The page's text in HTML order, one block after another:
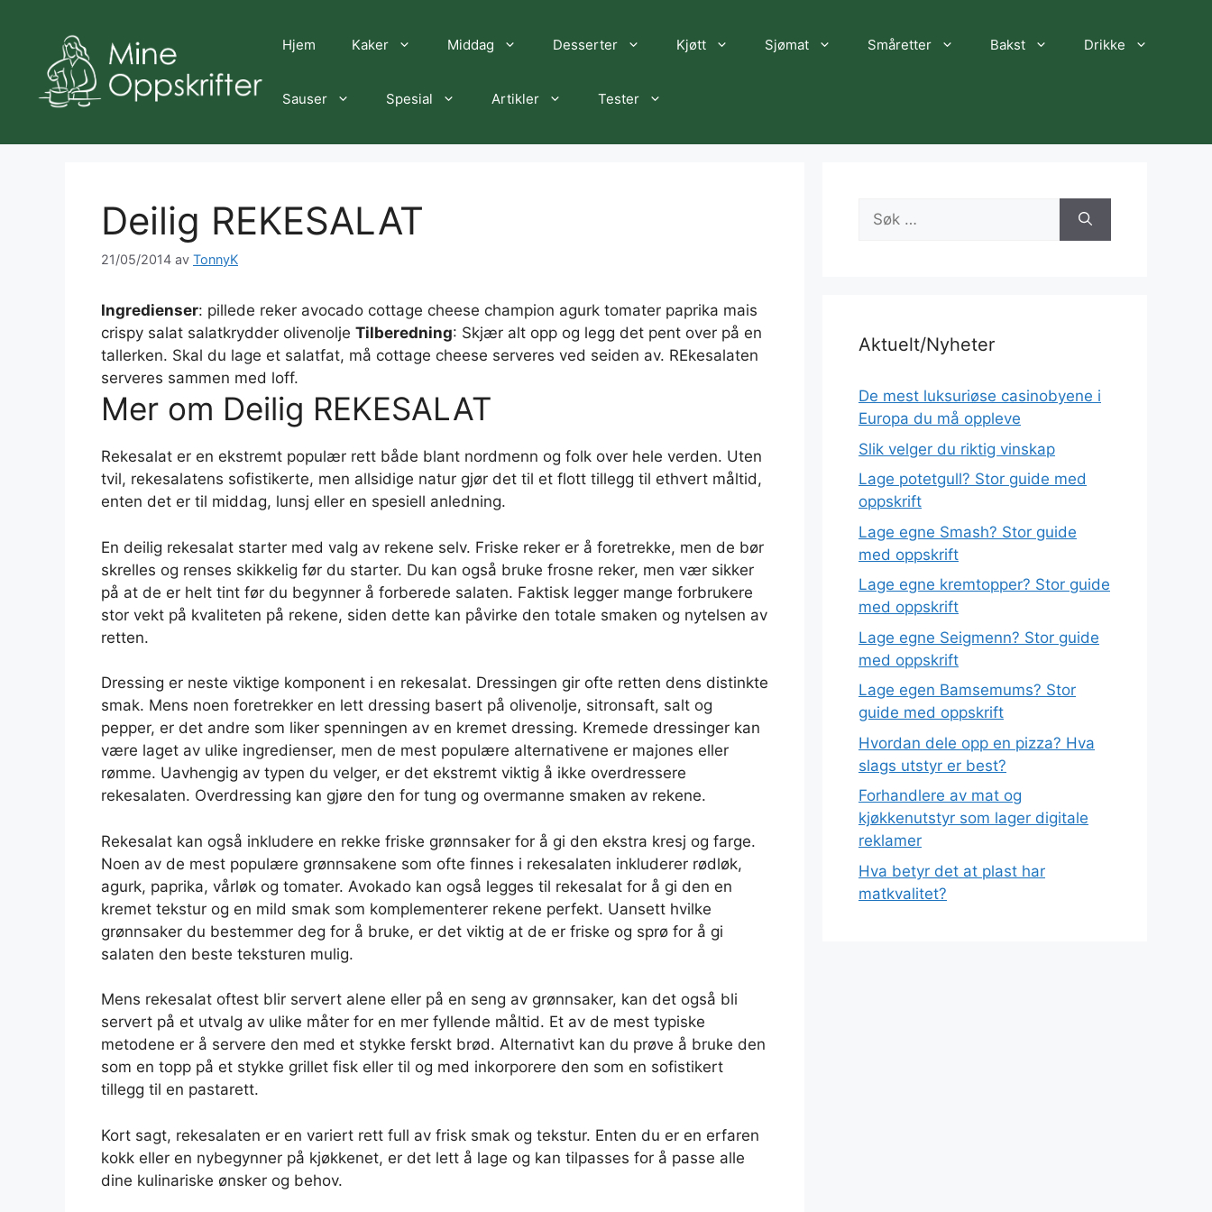
Hjem Kaker Middag Desserter Kjøtt Sjømat Småretter Bakst Drikke
Sauser Spesial Artikler Tester
Deilig REKESALAT
21/05/2014 av TonnyK
Ingredienser: pillede reker avocado cottage cheese champion agurk tomater paprika mais
crispy salat salatkrydder olivenolje Tilberedning: Skjær alt opp og legg det pent over på en
tallerken. Skal du lage et salatfat, må cottage cheese serveres ved seiden av. REkesalaten
serveres sammen med loff.
Mer om Deilig REKESALAT
Rekesalat er en ekstremt populær rett både blant nordmenn og folk over hele verden. Uten
tvil, rekesalatens sofistikerte, men allsidige natur gjør det til et flott tillegg til ethvert måltid,
enten det er til middag, lunsj eller en spesiell anledning.
En deilig rekesalat starter med valg av rekene selv. Friske reker er å foretrekke, men de bør
skrelles og renses skikkelig før du starter. Du kan også bruke frosne reker, men vær sikker
på at de er helt tint før du begynner å forberede salaten. Faktisk legger mange forbrukere
stor vekt på kvaliteten på rekene, siden dette kan påvirke den totale smaken og nytelsen av
retten.
Dressing er neste viktige komponent i en rekesalat. Dressingen gir ofte retten dens distinkte
smak. Mens noen foretrekker en lett dressing basert på olivenolje, sitronsaft, salt og
pepper, er det andre som liker spenningen av en kremet dressing. Kremede dressinger kan
være laget av ulike ingredienser, men de mest populære alternativene er majones eller
rømme. Uavhengig av typen du velger, er det ekstremt viktig å ikke overdressere
rekesalaten. Overdressing kan gjøre den for tung og overmanne smaken av rekene.
Rekesalat kan også inkludere en rekke friske grønnsaker for å gi den ekstra kresj og farge.
Noen av de mest populære grønnsakene som ofte finnes i rekesalaten inkluderer rødløk,
agurk, paprika, vårløk og tomater. Avokado kan også legges til rekesalat for å gi den en
kremet tekstur og en mild smak som komplementerer rekene perfekt. Uansett hvilke
grønnsaker du bestemmer deg for å bruke, er det viktig at de er friske og sprø for å gi
salaten den beste teksturen mulig.
Mens rekesalat oftest blir servert alene eller på en seng av grønnsaker, kan det også bli
servert på et utvalg av ulike måter for en mer fyllende måltid. Et av de mest typiske
metodene er å servere den med et stykke ferskt brød. Alternativt kan du prøve å bruke den
som en topp på et stykke grillet fisk eller til og med inkorporere den som en sofistikert
tillegg til en pastarett.
Kort sagt, rekesalaten er en variert rett full av frisk smak og tekstur. Enten du er en erfaren
kokk eller en nybegynner på kjøkkenet, er det lett å lage og kan tilpasses for å passe alle
dine kulinariske ønsker og behov.
Søk
etter:
Aktuelt/Nyheter
De mest luksuriøse casinobyene i
Europa du må oppleve
Slik velger du riktig vinskap
Lage potetgull? Stor guide med
oppskrift
Lage egne Smash? Stor guide
med oppskrift
Lage egne kremtopper? Stor guide
med oppskrift
Lage egne Seigmenn? Stor guide
med oppskrift
Lage egen Bamsemums? Stor
guide med oppskrift
Hvordan dele opp en pizza? Hva
slags utstyr er best?
Forhandlere av mat og
kjøkkenutstyr som lager digitale
reklamer
Hva betyr det at plast har
matkvalitet?